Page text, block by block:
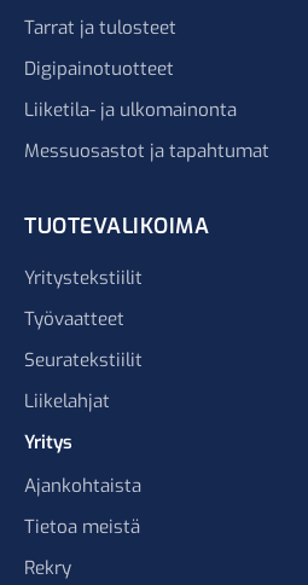
Tarrat ja tulosteet
Digipainotuotteet
Liiketila- ja ulkomainonta
Messuosastot ja tapahtumat
TUOTEVALIKOIMA
Yritystekstiilit
Työvaatteet
Seuratekstiilit
Liikelahjat
Yritys
Ajankohtaista
Tietoa meistä
Rekry